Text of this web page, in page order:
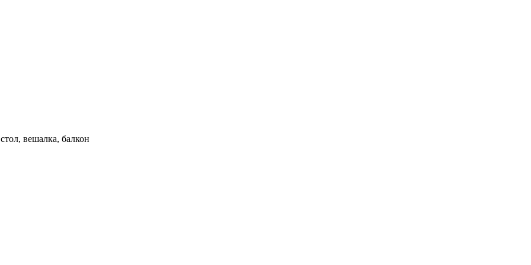
вешалка, балкон